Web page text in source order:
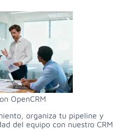
OpenCRM
organiza tu pipeline y
del equipo con nuestro CRM